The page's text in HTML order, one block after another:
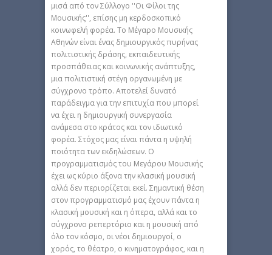
μισά από τον Σύλλογο ''Οι Φίλοι της
Μουσικής'', επίσης μη κερδοσκοπικό
κοινωφελή φορέα. Το Μέγαρο Μουσικής
Αθηνών είναι ένας δημιουργικός πυρήνας
πολιτιστικής δράσης, εκπαιδευτικής
προσπάθειας και κοινωνικής ανάπτυξης,
μια πολιτιστική στέγη οργανωμένη με
σύγχρονο τρόπο. Αποτελεί δυνατό
παράδειγμα για την επιτυχία που μπορεί
να έχει η δημιουργική συνεργασία
ανάμεσα στο κράτος και τον ιδιωτικό
φορέα. Στόχος μας είναι πάντα η υψηλή
ποιότητα των εκδηλώσεων. Ο
προγραμματισμός του Μεγάρου Μουσικής
έχει ως κύριο άξονα την κλασική μουσική
αλλά δεν περιορίζεται εκεί. Σημαντική θέση
στον προγραμματισμό μας έχουν πάντα η
κλασική μουσική και η όπερα, αλλά και το
σύγχρονο ρεπερτόριο και η μουσική από
όλο τον κόσμο, οι νέοι δημιουργοί, ο
χορός, το θέατρο, ο κινηματογράφος, και η